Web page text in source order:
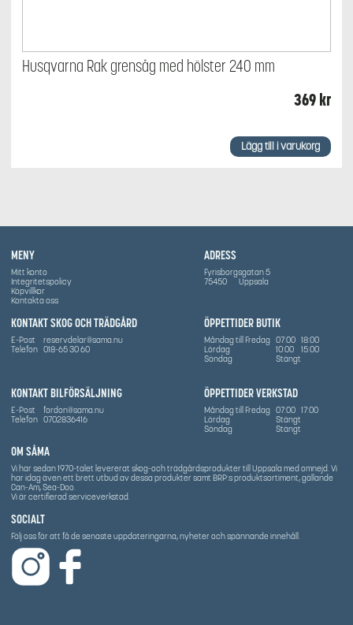
Husqvarna Rak grensåg med hölster 240 mm
369kr
Lägg till i varukorg
MENY
Mitt konto
Integritetspolicy
Köpvillkor
Kontakta oss
ÖPPETTIDER BUTIK
Måndag till Fredag 07:00 18:00
Lördag
10:00
15:00
Söndag
Stängt
ÖPPETTIDER VERKSTAD
Måndag till Fredag 07:00 17:00
Lördag
Stängt
Söndag
Stängt
ADRESS
Fyrisborgsgatan 5
75450
Uppsala
KONTAKT SKOG OCH TRÄDGÅRD
E-Post
reservdelar@sama.nu
Telefon 018-65 30 60
KONTAKT BILFÖRSÄLJNING
E-Post
fordon@sama.nu
Telefon 0702836416
OM SÅMA
Vi har sedan 1970-talet levererat skog-och trädgårdsprodukter till Uppsala med omnejd. Vi
har idag även ett brett utbud av dessa produkter samt BRP:s produktsortiment, gällande
Can-Am, Sea-Doo.
Vi är certifierad serviceverkstad.
SOCIALT
Följ oss för att få de senaste uppdateringarna, nyheter och spännande innehåll.